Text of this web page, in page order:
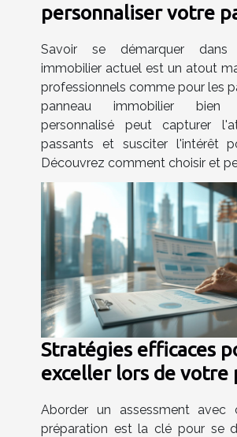
personnaliser votre
Savoir se démarquer
immobilier actuel est un atout
professionnels comme pour les
panneau immobilier
personnalisé peut capturer
passants et susciter l'intérêt
Découvrez comment choisir et
Stratégies efficaces
exceller lors de votre
Aborder un assessment avec
préparation est la clé pour se